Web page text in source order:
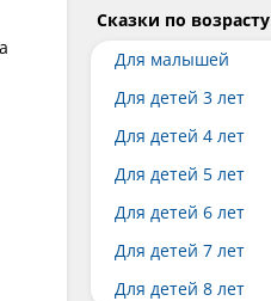
Сказки по возрасту
Для малышей
Для детей 3 лет
Для детей 4 лет
Для детей 5 лет
Для детей 6 лет
Для детей 7 лет
Для детей 8 лет